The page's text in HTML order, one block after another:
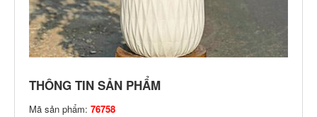
THÔNG TIN SẢN PHẨM
Mã sản phẩm: 76758